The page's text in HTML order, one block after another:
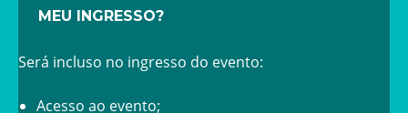
MEU INGRESSO?
Será incluso no ingresso do evento:
Acesso ao evento;